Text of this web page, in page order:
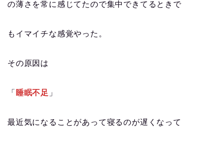
の薄さを常に感じてたので集中できてるときで
もイマイチな感覚やった。
その原因は
「 睡眠不足 」
最近気になることがあって寝るのが遅くなって